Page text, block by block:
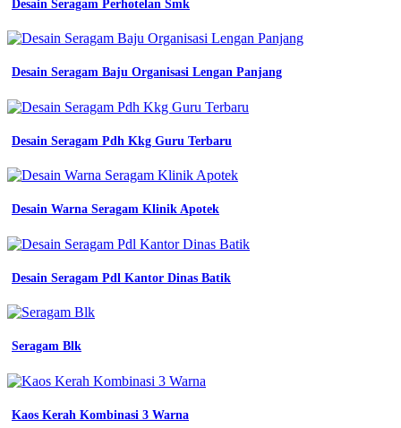
Desain Seragam Perhotelan Smk
Desain Seragam Baju Organisasi Lengan Panjang
Desain Seragam Pdh Kkg Guru Terbaru
Desain Warna Seragam Klinik Apotek
Desain Seragam Pdl Kantor Dinas Batik
Seragam Blk
Kaos Kerah Kombinasi 3 Warna